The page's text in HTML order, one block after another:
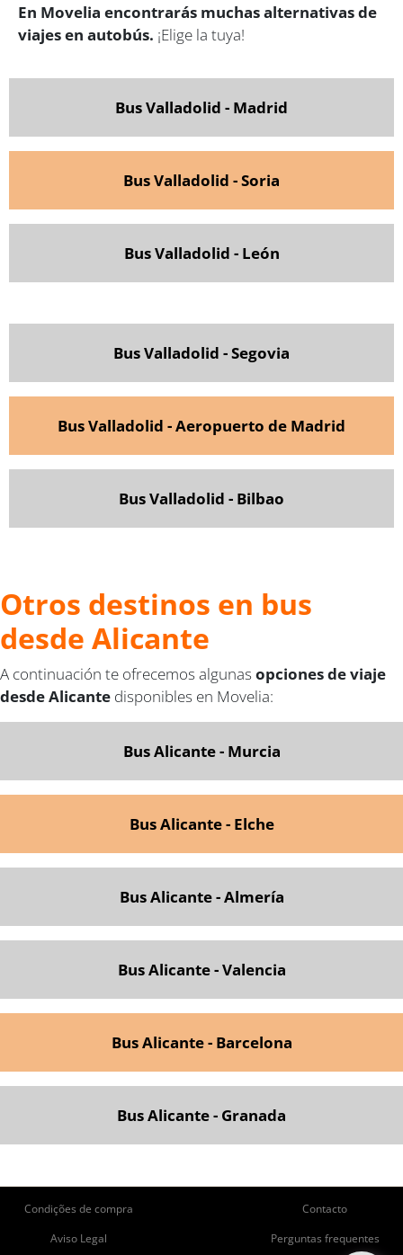
En Movelia encontrarás muchas alternativas de
viajes en autobús. ¡Elige la tuya!
Bus Valladolid - Madrid
Bus Valladolid - Soria
Bus Valladolid - León
Bus Valladolid - Segovia
Bus Valladolid - Aeropuerto de Madrid
Bus Valladolid - Bilbao
Otros destinos en bus
desde Alicante
A continuación te ofrecemos algunas opciones de viaje
desde Alicante disponibles en Movelia:
Bus Alicante - Murcia
Bus Alicante - Elche
Bus Alicante - Almería
Bus Alicante - Valencia
Bus Alicante - Barcelona
Bus Alicante - Granada
Condições de compra
Aviso Legal
Contacto
Perguntas frequentes